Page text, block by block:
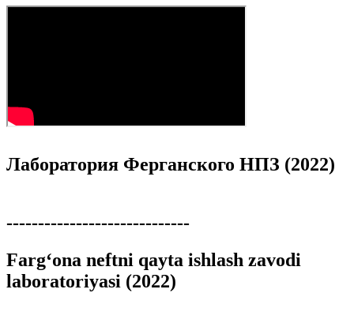
Лаборатория Ферганского НПЗ (2022)
-----------------------------
Farg‘ona neftni qayta ishlash zavodi
laboratoriyasi (2022)